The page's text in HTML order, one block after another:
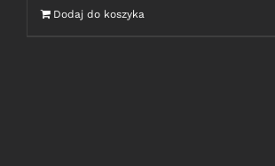
Dodaj do koszyka